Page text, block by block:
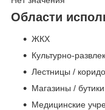
Области
ЖКХ
Культурно-
Лестницы /
Магазины / бутики
Медицинские